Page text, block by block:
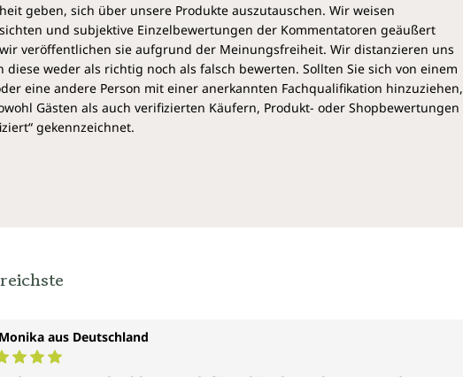
Wer an die Wirkung der Homöopathie glaubt und
Schüssler-Salze in seiner Hausapotheke oder in
Abstimmung mit seinem Arzt nutzt, sollte dieses Buch im
Bücherregal einen Platz schenken. Ein tolles
Nachschlagewerk mit allen Informationen, auch zu den
Symtomen von A-Z."
https://www.sonjaweber.eu/blog/buchtipp-am-
Er studierte zunächst
konventionelle Medizin, war
geben, sich über unsere Produkte auszutauschen. Wir weisen
und subjektive Einzelbewertungen der Kommentatoren geäußert
veröffentlichen sie aufgrund der Meinungsfreiheit. Wir distanzieren uns
weder als richtig noch als falsch bewerten. Sollten Sie sich von einem
eine andere Person mit einer anerkannten Fachqualifikation hinzuziehen,
Gästen als auch verifizierten Käufern, Produkt- oder Shopbewertungen
gekennzeichnet.
Monika aus Deutschland